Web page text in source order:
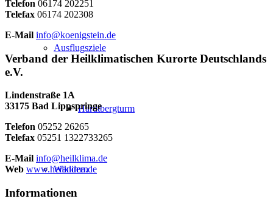
Ausflugsziele
Hardtbergturm
Wandern
Telefon 06174 202251
Telefax 06174 202308
E-Mail info@koenigstein.de
Verband der Heilklimatischen Kurorte Deutschlands
e.V.
Lindenstraße 1A
33175 Bad Lippspringe
Telefon 05252 26265
Telefax 05251 1322733265
E-Mail info@heilklima.de
Web www.heilklima.de
Informationen